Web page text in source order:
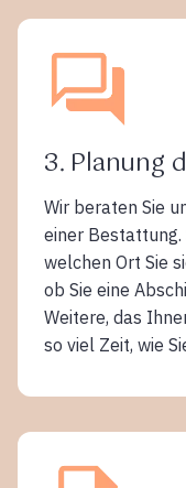
3. Planung
Wir beraten Sie
einer Bestattung.
welchen Ort Sie
ob Sie eine
Weitere, das
so viel Zeit, wie